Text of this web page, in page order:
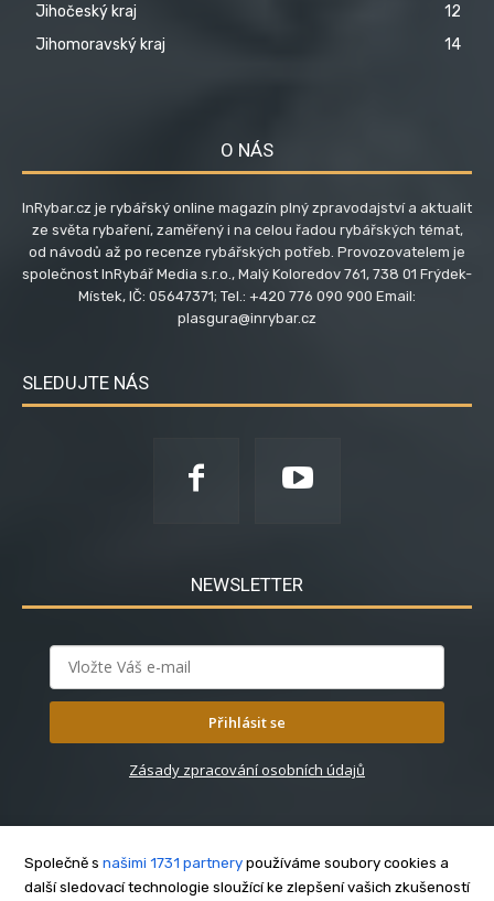
Jihočeský kraj
12
Jihomoravský kraj
14
O NÁS
InRybar.cz je rybářský online magazín plný zpravodajství a aktualit
ze světa rybaření, zaměřený i na celou řadou rybářských témat,
od návodů až po recenze rybářských potřeb. Provozovatelem je
společnost InRybář Media s.r.o., Malý Koloredov 761, 738 01 Frýdek-
Místek, IČ: 05647371; Tel.: +420 776 090 900 Email:
plasgura@inrybar.cz
SLEDUJTE NÁS
NEWSLETTER
Přihlásit se
Zásady zpracování osobních údajů
Společně s našimi 1731 partnery používáme soubory cookies a
další sledovací technologie sloužící ke zlepšení vašich zkušeností